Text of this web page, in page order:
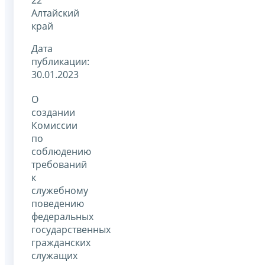
Алтайский
край
Дата
публикации:
30.01.2023
О
создании
Комиссии
по
соблюдению
требований
к
служебному
поведению
федеральных
государственных
гражданских
служащих